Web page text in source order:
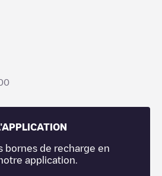
bornes de recharge en
application.